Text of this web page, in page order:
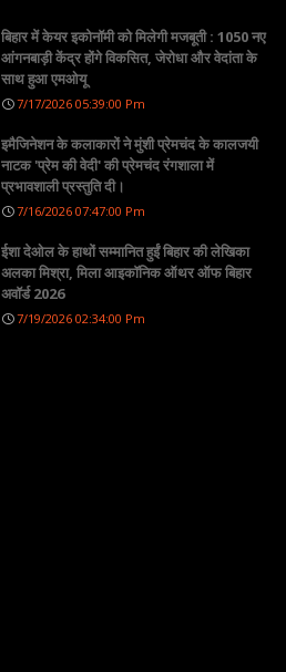
बिहार में केयर इकोनॉमी को मिलेगी मजबूती : 1050 नए
आंगनबाड़ी केंद्र होंगे विकसित, जेरोधा और वेदांता के
साथ हुआ एमओयू
7/17/2026 05:39:00 Pm
इमैजिनेशन के कलाकारों ने मुंशी प्रेमचंद के कालजयी
नाटक 'प्रेम की वेदी' की प्रेमचंद रंगशाला में
प्रभावशाली प्रस्तुति दी।
7/16/2026 07:47:00 Pm
ईशा देओल के हाथों सम्मानित हुईं बिहार की लेखिका
अलका मिश्रा, मिला आइकॉनिक ऑथर ऑफ बिहार
अवॉर्ड 2026
7/19/2026 02:34:00 Pm